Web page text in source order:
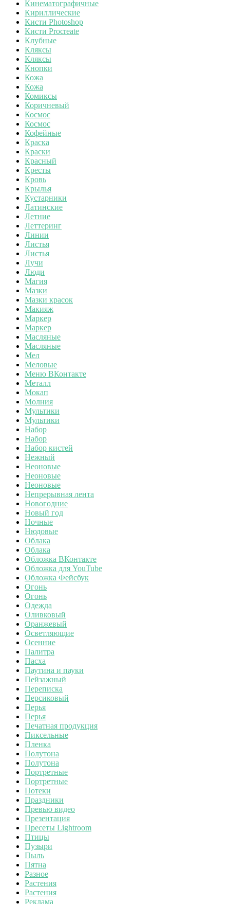
Кинематографичные
Кириллические
Кисти Photoshop
Кисти Procreate
Клубные
Кляксы
Кляксы
Кнопки
Кожа
Кожа
Комиксы
Коричневый
Космос
Космос
Кофейные
Краска
Краски
Красный
Кресты
Кровь
Крылья
Кустарники
Латинские
Летние
Леттеринг
Линии
Листья
Листья
Лучи
Люди
Магия
Мазки
Мазки красок
Макияж
Маркер
Маркер
Масляные
Масляные
Мел
Меловые
Меню ВКонтакте
Металл
Мокап
Молния
Мультики
Мультики
Набор
Набор
Набор кистей
Нежный
Неоновые
Неоновые
Неоновые
Непрерывная лента
Новогодние
Новый год
Ночные
Нюдовые
Облака
Облака
Обложка ВКонтакте
Обложка для YouTube
Обложка Фейсбук
Огонь
Огонь
Одежда
Оливковый
Оранжевый
Осветляющие
Осенние
Палитра
Пасха
Паутина и пауки
Пейзажный
Переписка
Персиковый
Перья
Перья
Печатная продукция
Пиксельные
Пленка
Полутона
Полутона
Портретные
Портретные
Потеки
Праздники
Превью видео
Презентация
Пресеты Lightroom
Птицы
Пузыри
Пыль
Пятна
Разное
Растения
Растения
Реклама